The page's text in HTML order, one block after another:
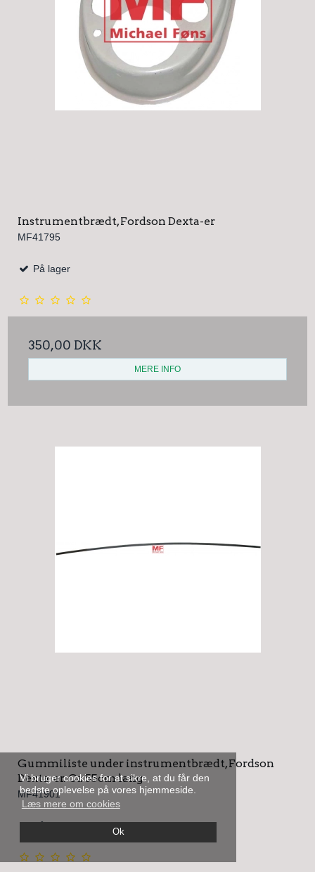
Vi bruger cookies for at sikre, at du får den
bedste oplevelse på vores hjemmeside.
Læs mere om cookies
Ok
Instrumentbrædt, Fordson Dexta-er
MF41795
På lager
350,00 DKK
MERE INFO
Gummiliste under instrumentbrædt, Fordson
Dexta-er. Ca 55cm lang
MF41901
På lager